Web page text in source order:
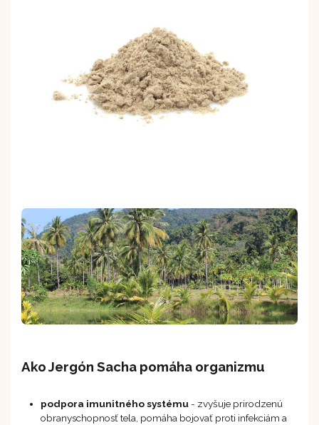
Ako Jergón Sacha pomáha organizmu
podpora imunitného systému - zvyšuje prirodzenú
obranyschopnosť tela, pomáha bojovať proti infekciám a